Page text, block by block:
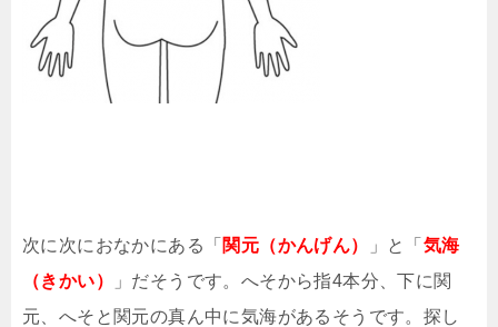
次に次におなかにある「 関元（かんげん） 」と「 気海
（きかい）
」だそうです。へそから指4本分、下に関
元、へそと関元の真ん中に気海があるそうです。探し